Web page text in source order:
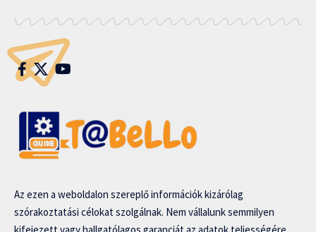
Az ezen a weboldalon szereplő információk kizárólag
szórakoztatási célokat szolgálnak. Nem vállalunk semmilyen